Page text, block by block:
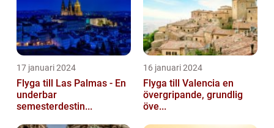
17 januari 2024
Flyga till Las Palmas - En
underbar
semesterdestin...
16 januari 2024
Flyga till Valencia en
övergripande, grundlig
öve...